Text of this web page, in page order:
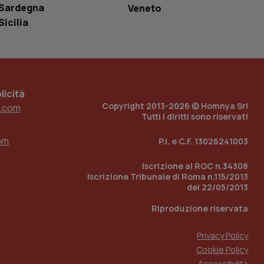
Veneto
Copyright 2013-2026 © Homnya Srl
Tutti i diritti sono riservati
P.I. e C.F. 13026241003
Iscrizione al ROC n.34308
Iscrizione Tribunale di Roma n.115/2013
del 22/05/2013
Riproduzione riservata
Privacy Policy
Cookie Policy
traccia
dell’esperienza
con identity